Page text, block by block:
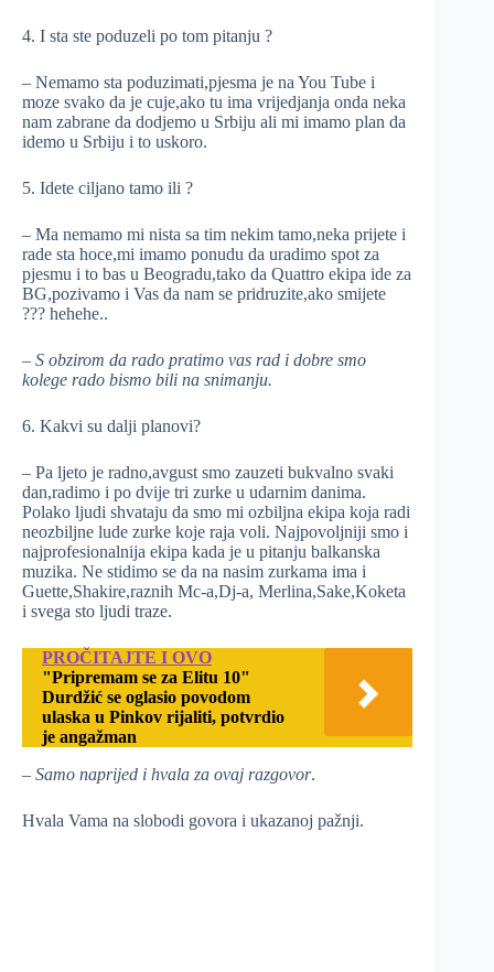
4. I sta ste poduzeli po tom pitanju ?
– Nemamo sta poduzimati,pjesma je na You Tube i
moze svako da je cuje,ako tu ima vrijedjanja onda neka
nam zabrane da dodjemo u Srbiju ali mi imamo plan da
idemo u Srbiju i to uskoro.
5. Idete ciljano tamo ili ?
– Ma nemamo mi nista sa tim nekim tamo,neka prijete i
rade sta hoce,mi imamo ponudu da uradimo spot za
pjesmu i to bas u Beogradu,tako da Quattro ekipa ide za
BG,pozivamo i Vas da nam se pridruzite,ako smijete
??? hehehe..
– S obzirom da rado pratimo vas rad i dobre smo
kolege rado bismo bili na snimanju.
6. Kakvi su dalji planovi?
– Pa ljeto je radno,avgust smo zauzeti bukvalno svaki
dan,radimo i po dvije tri zurke u udarnim danima.
Polako ljudi shvataju da smo mi ozbiljna ekipa koja radi
neozbiljne lude zurke koje raja voli. Najpovoljniji smo i
najprofesionalnija ekipa kada je u pitanju balkanska
muzika. Ne stidimo se da na nasim zurkama ima i
Guette,Shakire,raznih Mc-a,Dj-a, Merlina,Sake,Koketa
i svega sto ljudi traze.
PROČITAJTE I OVO
"Pripremam se za Elitu 10"
Durdžić se oglasio povodom
ulaska u Pinkov rijaliti, potvrdio
je angažman
– Samo naprijed i hvala za ovaj razgovor.
Hvala Vama na slobodi govora i ukazanoj pažnji.